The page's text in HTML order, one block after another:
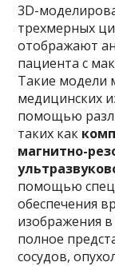
3D-
трехмерных
отображают
пациента с
Такие модели
медицинских
помощью
таких как
магнитно-
помощью
обеспечения
изображения
полное
сосудов,